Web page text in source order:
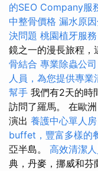
的SEO Company服
中整骨價格 漏水原
決問題 桃園植牙服
鏡之一的漫長旅程，
骨結合 專業除蟲公
人員，為您提供專業
幫手 我們有2天的時
訪問了羅馬。 在歐
演出 養護中心單人
buffet，豐富多樣的
亞半島。 高效清潔
典，丹麥，挪威和芬